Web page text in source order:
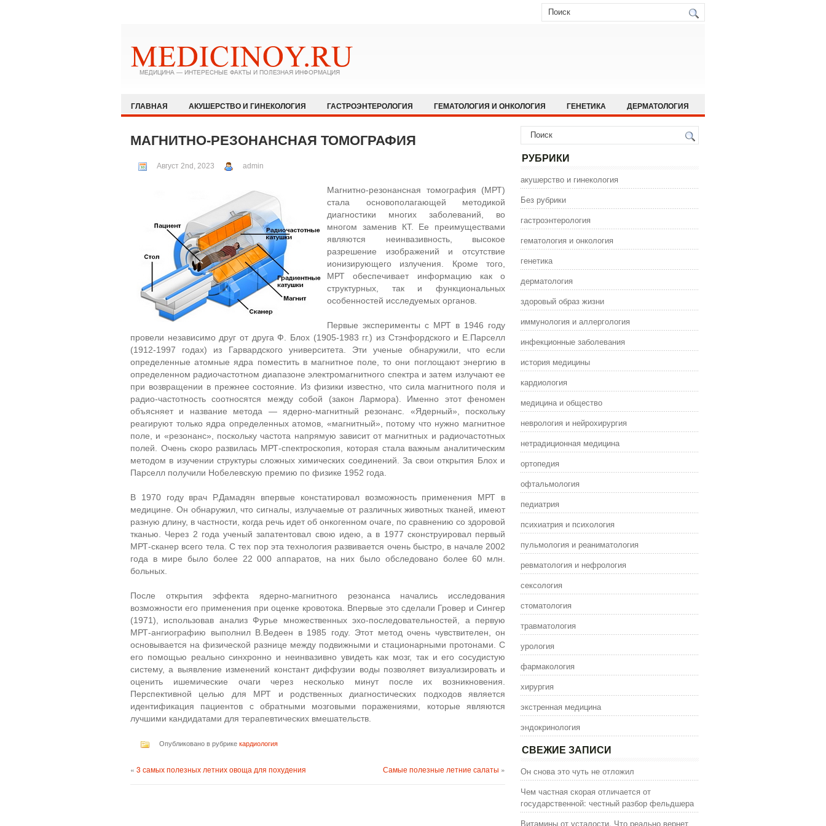
ГЛАВНАЯ АКУШЕРСТВО И ГИНЕКОЛОГИЯ ГАСТРОЭНТЕРОЛОГИЯ ГЕМАТОЛОГИЯ И ОНКОЛОГИЯ ГЕНЕТИКА
ДЕРМАТОЛОГИЯ
ИНФЕКЦИОННЫЕ ЗАБОЛЕВАНИЯ
ИСТОРИЯ МЕДИЦИНЫ
ОФТАЛЬМОЛОГИЯ
ПЕДИАТРИЯ
РЕВМАТОЛОГИЯ И НЕФРОЛОГИЯ
СТОМАТОЛОГИЯ ТРАВМАТОЛОГИЯ УРОЛОГИЯ
ЭКСТРЕННАЯ МЕДИЦИНА ЭНДОКРИНОЛОГИЯ
МАГНИТНО-РЕЗОНАНСНАЯ ТОМОГРАФИЯ
Август 2nd, 2023 admin
Магнитно-резонансная томография (МРТ)
стала основополагающей методикой
диагностики многих заболеваний, во
многом заменив КТ. Ее преимуществами
являются неинвазивность, высокое
разрешение изображений и отсутствие
ионизирующего излучения. Кроме того,
МРТ обеспечивает информацию как о
структурных, так и функциональных
особенностей исследуемых органов.
Первые эксперименты с МРТ в 1946 году
провели независимо друг от друга Ф. Блох (1905-1983 гг.) из Стэнфордского и Е.Парселл
(1912-1997 годах) из Гарвардского университета. Эти ученые обнаружили, что если
определенные атомные ядра поместить в магнитное поле, то они поглощают энергию в
определенном радиочастотном диапазоне электромагнитного спектра и затем излучают ее
при возвращении в прежнее состояние. Из физики известно, что сила магнитного поля и
радио-частотность соотносятся между собой (закон Лармора). Именно этот феномен
объясняет и название метода — ядерно-магнитный резонанс. «Ядерный», поскольку
реагируют только ядра определенных атомов, «магнитный», потому что нужно магнитное
поле, и «резонанс», поскольку частота напрямую зависит от магнитных и радиочастотных
полей. Очень скоро развилась МРТ-спектроскопия, которая стала важным аналитическим
методом в изучении структуры сложных химических соединений. За свои открытия Блох и
Парселл получили Нобелевскую премию по физике 1952 года.
В 1970 году врач Р.Дамадян впервые констатировал возможность применения МРТ в
медицине. Он обнаружил, что сигналы, излучаемые от различных животных тканей, имеют
разную длину, в частности, когда речь идет об онкогенном очаге, по сравнению со здоровой
тканью. Через 2 года ученый запатентовал свою идею, а в 1977 сконструировал первый
МРТ-сканер всего тела. С тех пор эта технология развивается очень быстро, в начале 2002
года в мире было более 22 000 аппаратов, на них было обследовано более 60 млн.
больных.
После открытия эффекта ядерно-магнитного резонанса начались исследования
возможности его применения при оценке кровотока. Впервые это сделали Гровер и Сингер
(1971), использовав анализ Фурье множественных эхо-последовательностей, а первую
МРТ-ангиографию выполнил В.Ведеен в 1985 году. Этот метод очень чувствителен, он
основывается на физической разнице между подвижными и стационарными протонами. С
его помощью реально синхронно и неинвазивно увидеть как мозг, так и его сосудистую
систему, а выявление изменений констант диффузии воды позволяет визуализировать и
оценить ишемические очаги через несколько минут после их возникновения.
Перспективной целью для МРТ и родственных диагностических подходов является
идентификация пациентов с обратными мозговыми поражениями, которые являются
лучшими кандидатами для терапевтических вмешательств.
Опубликовано в рубрике кардиология
« 3 самых полезных летних овоща для похудения Самые полезные летние салаты »
РУБРИКИ
акушерство и гинекология
Без рубрики
гастроэнтерология
гематология и онкология
генетика
дерматология
здоровый образ жизни
иммунология и аллергология
инфекционные заболевания
история медицины
кардиология
медицина и общество
неврология и нейрохирургия
нетрадиционная медицина
ортопедия
офтальмология
педиатрия
психиатрия и психология
пульмология и реаниматология
ревматология и нефрология
сексология
стоматология
травматология
урология
фармакология
хирургия
экстренная медицина
эндокринология
СВЕЖИЕ ЗАПИСИ
Он снова это чуть не отложил
Чем частная скорая отличается от
государственной: честный разбор фельдшера
Витамины от усталости. Что реально вернет